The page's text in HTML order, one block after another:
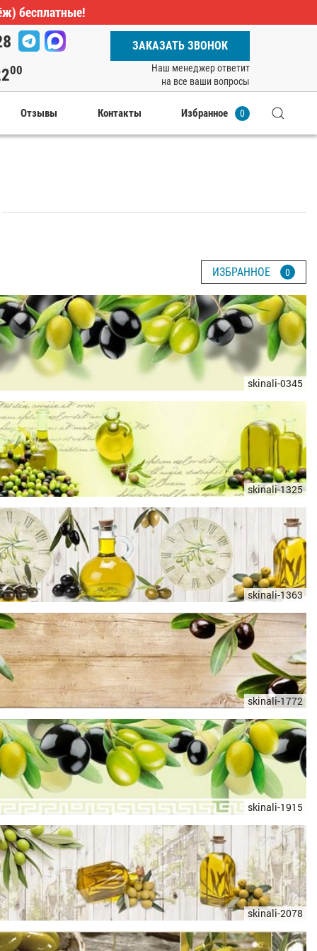
бесплатные!
00
ЗАКАЗАТЬ ЗВОНОК
Наш менеджер ответит
на все ваши вопросы
Отзывы Контакты Избранное 0
ИЗБРАННОЕ 0
skinali-0345
skinali-1325
skinali-1363
skinali-1772
skinali-1915
skinali-2078